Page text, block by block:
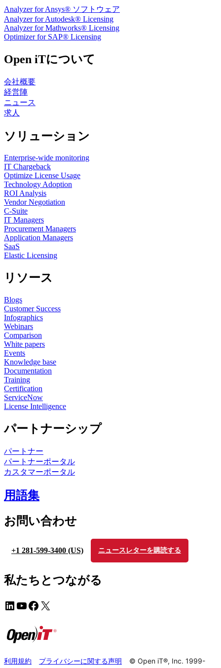
Analyzer for Ansys® ソフトウェア
Analyzer for Autodesk® Licensing
Analyzer for Mathworks® Licensing
Optimizer for SAP® Licensing
Open iTについて
会社概要
経営陣
ニュース
求人
ソリューション
Enterprise-wide monitoring
IT Chargeback
Optimize License Usage
Technology Adoption
ROI Analysis
Vendor Negotiation
C-Suite
IT Managers
Procurement Managers
Application Managers
SaaS
Elastic Licensing
リソース
Blogs
Customer Success
Infographics
Webinars
Comparison
White papers
Events
Knowledge base
Documentation
Training
Certification
ServiceNow
License Intelligence
パートナーシップ
パートナー
パートナーポータル
カスタマーポータル
用語集
お問い合わせ
+1 281-599-3400 (US) ニュースレターを購読する
私たちとつながる
利用規約 プライバシーに関する声明 © Open iT®, Inc. 1999-